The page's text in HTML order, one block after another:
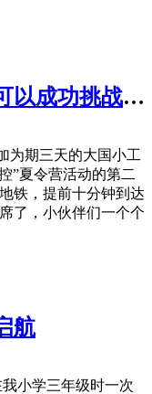
向博闻：沉下心来，我也可以成功挑战无人机高难度赛道
为期三天的大国小工
”夏令营活动的第二
铁，提前十分钟到达
了，小伙伴们一个个
航
小学三年级时一次